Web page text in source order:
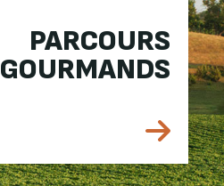
PARCOURS
GOURMANDS